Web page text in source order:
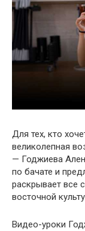
Для тех, кто
великолепная
— Годжиева
по бачате и
раскрывает все
восточной
Видео-уроки